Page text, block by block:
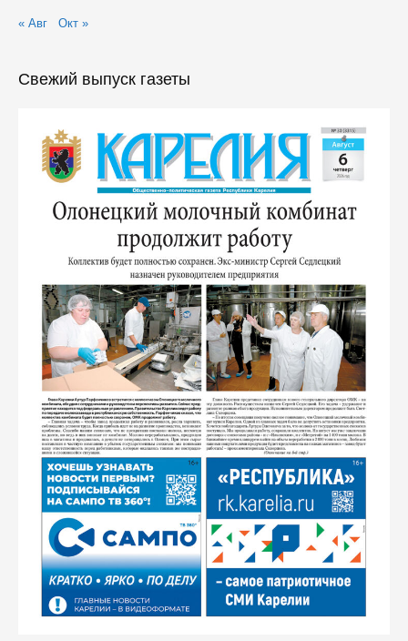
« Авг Окт »
Свежий выпуск газеты